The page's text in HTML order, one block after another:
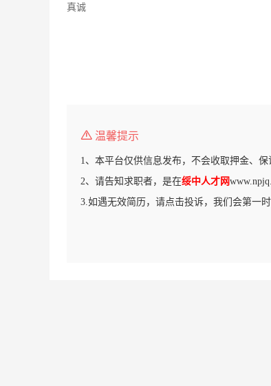
真诚
温馨提示
1、本平台仅供信息发布，不会收取押金、保
2、请告知求职者，是在绥中人才网
3.如遇无效简历，请点击投诉，我们会第一